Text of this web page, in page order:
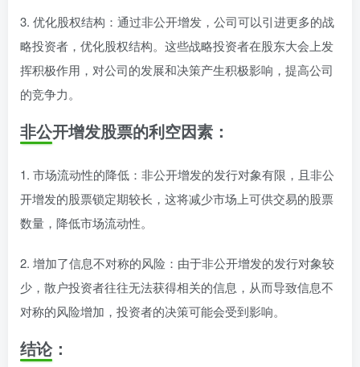
3. 优化股权结构：通过非公开增发，公司可以引进更多的战
略投资者，优化股权结构。这些战略投资者在股东大会上发
挥积极作用，对公司的发展和决策产生积极影响，提高公司
的竞争力。
非公开增发股票的利空因素：
1. 市场流动性的降低：非公开增发的发行对象有限，且非公
开增发的股票锁定期较长，这将减少市场上可供交易的股票
数量，降低市场流动性。
2. 增加了信息不对称的风险：由于非公开增发的发行对象较
少，散户投资者往往无法获得相关的信息，从而导致信息不
对称的风险增加，投资者的决策可能会受到影响。
结论：